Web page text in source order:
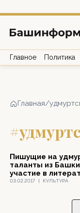
Главное Политика
Главная/
03.02.2017 | КУЛЬТУРА
Пишущие на
таланты из
участие в